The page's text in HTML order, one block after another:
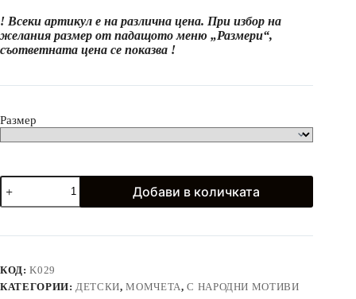
20.99€
(41.05
! Всеки артикул е на различна цена. При избор на
желания размер от падащото меню „Размери“,
съответната цена се показва !
Размер
количество
за
Бяла
риза
ЕТНО
Добави в количката
КОД:K029
КАТЕГОРИИ: ДЕТСКИ,МОМЧЕТА,С НАРОДНИ МОТИВИ